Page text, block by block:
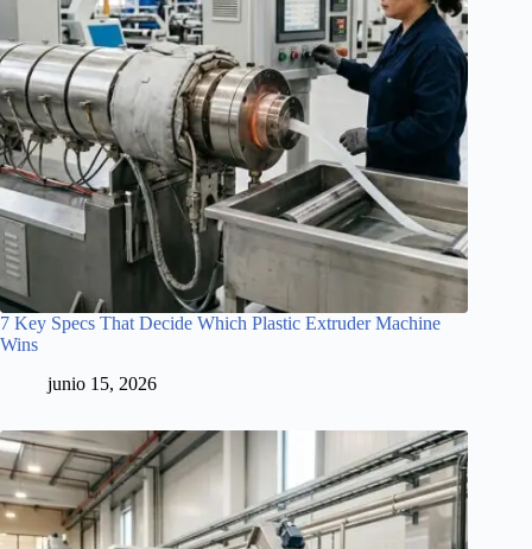
7 Key Specs That Decide Which Plastic Extruder Machine
Wins
junio 15, 2026